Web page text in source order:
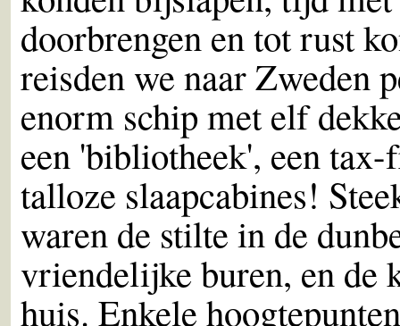
doorbrengen en tot rust
reisden we naar Zweden
enorm schip met elf
een 'bibliotheek', een
talloze slaapcabines!
waren de stilte in de
vriendelijke buren, en de
huis. Enkele